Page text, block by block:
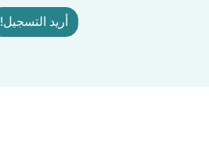
أريد التسجيل!